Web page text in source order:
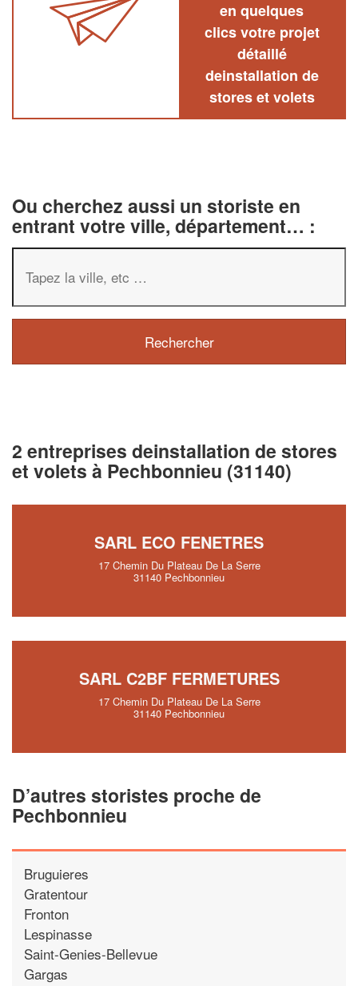
en quelques
clics votre projet
détaillé
deinstallation de
stores et volets
Ou cherchez aussi un storiste en
entrant votre ville, département… :
2 entreprises deinstallation de stores
et volets à Pechbonnieu (31140)
SARL ECO FENETRES
17 Chemin Du Plateau De La Serre
31140 Pechbonnieu
SARL C2BF FERMETURES
17 Chemin Du Plateau De La Serre
31140 Pechbonnieu
D’autres storistes proche de
Pechbonnieu
Bruguieres
Gratentour
Fronton
Lespinasse
Saint-Genies-Bellevue
Gargas